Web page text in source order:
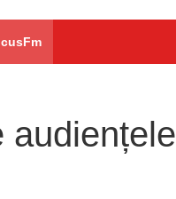
audiențele